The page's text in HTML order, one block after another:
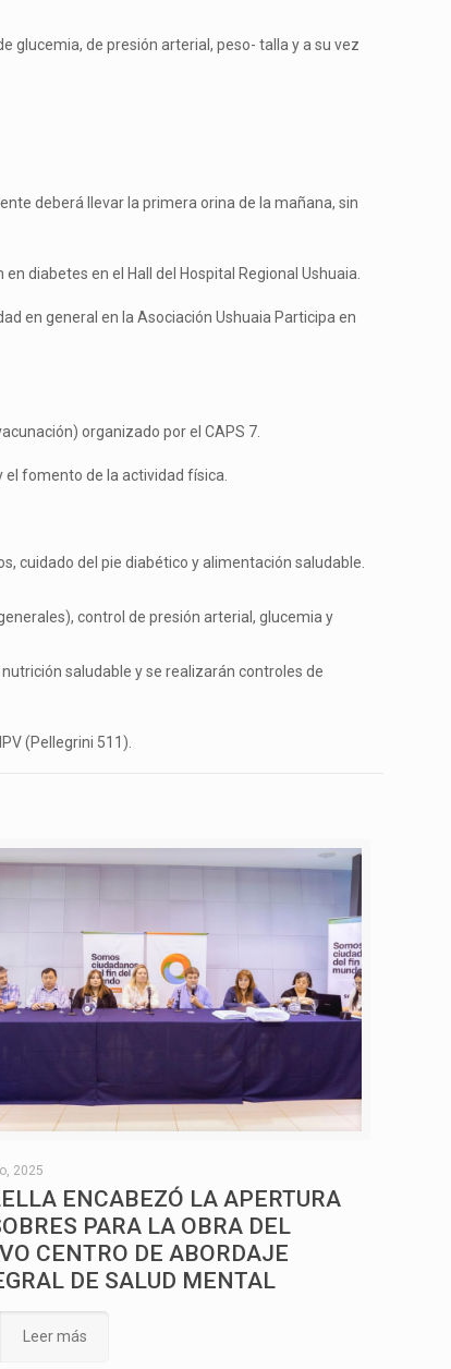
glucemia, de presión arterial, peso- talla y a su vez
deberá llevar la primera orina de la mañana, sin
diabetes en el Hall del Hospital Regional Ushuaia.
en general en la Asociación Ushuaia Participa en
organizado por el CAPS 7.
el fomento de la actividad física.
cuidado del pie diabético y alimentación saludable.
control de presión arterial, glucemia y
saludable y se realizarán controles de
(Pellegrini 511).
2025
ENCABEZÓ LA APERTURA
PARA LA OBRA DEL
CENTRO DE ABORDAJE
DE SALUD MENTAL
Leer más